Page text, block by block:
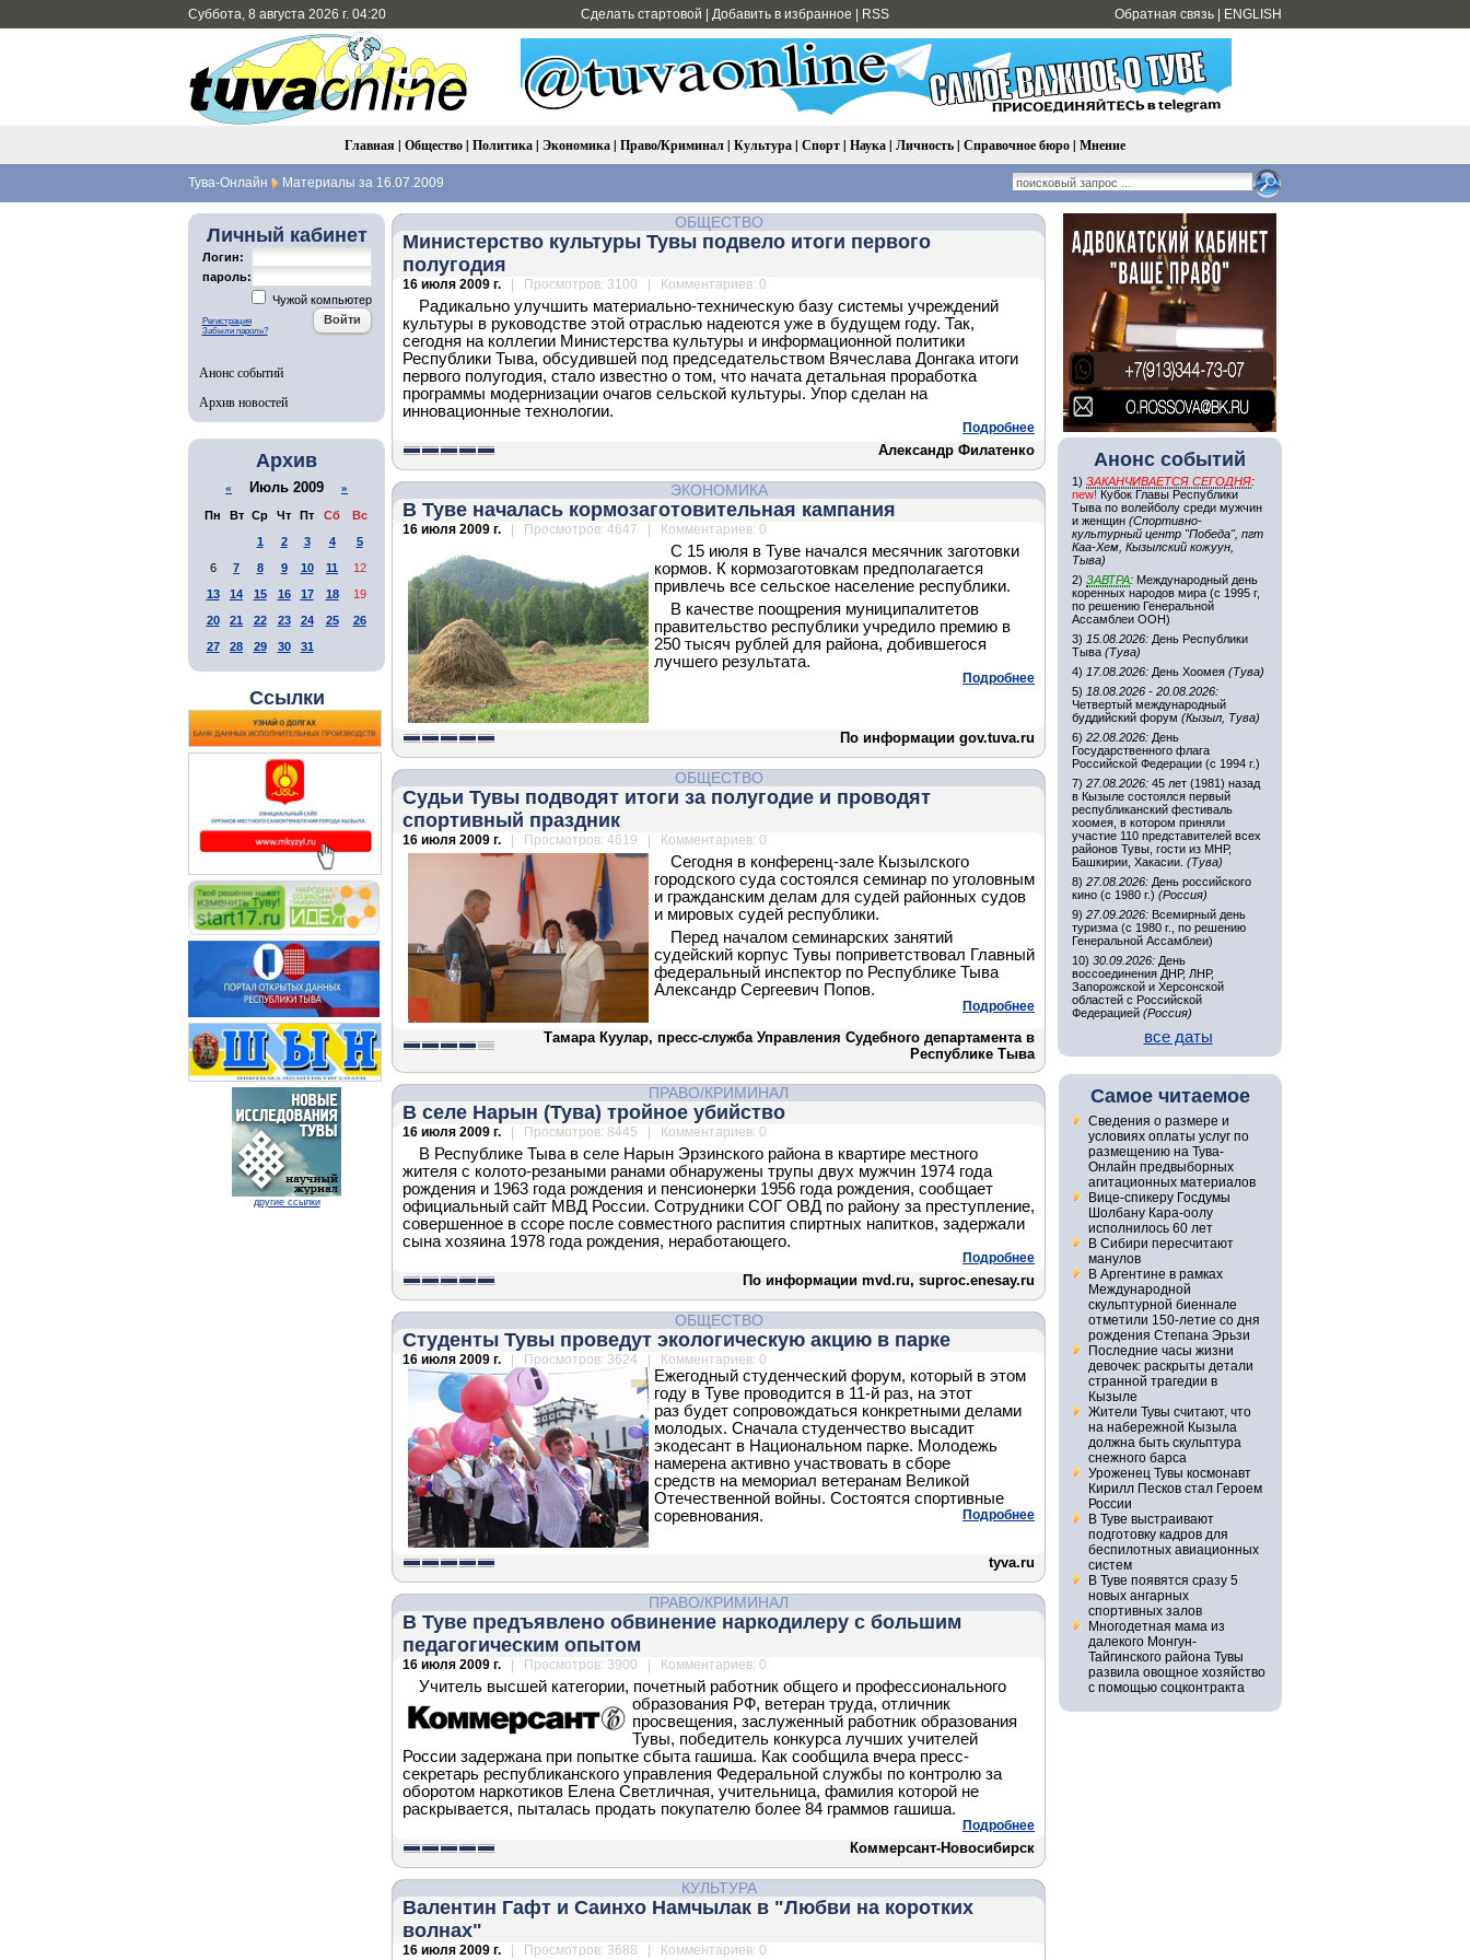
Суббота, 8 августа 2026 г. 04:20 Сделать стартовой Добавить в избранное RSS Обратная связь ENGLISH
Главная | Общество| Политика| Экономика| Право/Криминал| Культура| Спорт| Наука| Личность| Справочное бюро| Мнение
Тува-Онлайн Материалы за 16.07.2009
Личный кабинет
Логин:
пароль:
Чужой компьютер
Регистрация
Забыли пароль?
Анонс событий
Архив новостей
Архив
« Июль 2009 »
Пн Вт Ср Чт Пт Сб
Вс
1
2 3 4
5
6
7 8 9 10 11
12
13
14 15 16 17 18
19
20
21 22 23 24 25
26
27
28 29 30 31
Ссылки
другие ссылки
ОБЩЕСТВО
Министерство культуры Тувы подвело итоги первого
полугодия
16 июля 2009 г. | Просмотров: 3100 | Комментариев: 0
Радикально улучшить материально-техническую базу системы учреждений
культуры в руководстве этой отраслью надеются уже в будущем году. Так,
сегодня на коллегии Министерства культуры и информационной политики
Республики Тыва, обсудившей под председательством Вячеслава Донгака итоги
первого полугодия, стало известно о том, что начата детальная проработка
программы модернизации очагов сельской культуры. Упор сделан на
инновационные технологии.
Подробнее
Александр Филатенко
ЭКОНОМИКА
В Туве началась кормозаготовительная кампания
16 июля 2009 г. | Просмотров: 4647 | Комментариев: 0
С 15 июля в Туве начался месячник заготовки
кормов. К кормозаготовкам предполагается
привлечь все сельское население республики.
В качестве поощрения муниципалитетов
правительство республики учредило премию в
250 тысяч рублей для района, добившегося
лучшего результата.
Подробнее
По информации gov.tuva.ru
ОБЩЕСТВО
Судьи Тувы подводят итоги за полугодие и проводят
спортивный праздник
16 июля 2009 г. | Просмотров: 4619 | Комментариев: 0
Сегодня в конференц-зале Кызылского
городского суда состоялся семинар по уголовным
и гражданским делам для судей районных судов
и мировых судей республики.
Перед началом семинарских занятий
судейский корпус Тувы поприветствовал Главный
федеральный инспектор по Республике Тыва
Александр Сергеевич Попов.
Подробнее
Тамара Куулар, пресс-служба Управления Судебного департамента в
Республике Тыва
ПРАВО/КРИМИНАЛ
В селе Нарын (Тува) тройное убийство
16 июля 2009 г. | Просмотров: 8445 | Комментариев: 0
В Республике Тыва в селе Нарын Эрзинского района в квартире местного
жителя с колото-резаными ранами обнаружены трупы двух мужчин 1974 года
рождения и 1963 года рождения и пенсионерки 1956 года рождения, сообщает
официальный сайт МВД России. Сотрудники СОГ ОВД по району за преступление,
совершенное в ссоре после совместного распития спиртных напитков, задержали
сына хозяина 1978 года рождения, неработающего.
Подробнее
По информации mvd.ru, suproc.enesay.ru
ОБЩЕСТВО
Студенты Тувы проведут экологическую акцию в парке
16 июля 2009 г. | Просмотров: 3624 | Комментариев: 0
Ежегодный студенческий форум, который в этом
году в Туве проводится в 11-й раз, на этот
раз будет сопровождаться конкретными делами
молодых. Сначала студенчество высадит
экодесант в Национальном парке. Молодежь
намерена активно участвовать в сборе
средств на мемориал ветеранам Великой
Отечественной войны. Состоятся спортивные
соревнования.
Подробнее
tyva.ru
ПРАВО/КРИМИНАЛ
В Туве предъявлено обвинение наркодилеру с большим
педагогическим опытом
16 июля 2009 г. | Просмотров: 3900 | Комментариев: 0
Учитель высшей категории, почетный работник общего и профессионального
образования РФ, ветеран труда, отличник
просвещения, заслуженный работник образования
Тувы, победитель конкурса лучших учителей
России задержана при попытке сбыта гашиша. Как сообщила вчера пресс-
секретарь республиканского управления Федеральной службы по контролю за
оборотом наркотиков Елена Светличная, учительница, фамилия которой не
раскрывается, пыталась продать покупателю более 84 граммов гашиша.
Подробнее
Коммерсант-Новосибирск
КУЛЬТУРА
Валентин Гафт и Саинхо Намчылак в "Любви на коротких
волнах"
16 июля 2009 г. | Просмотров: 3688 | Комментариев: 0
Анонс событий
1) ЗАКАНЧИВАЕТСЯ СЕГОДНЯ:
new! Кубок Главы Республики
Тыва по волейболу среди мужчин
и женщин (Спортивно-
культурный центр "Победа", пгт
Каа-Хем, Кызылский кожуун,
Тыва)
2) ЗАВТРА: Международный день
коренных народов мира (с 1995 г,
по решению Генеральной
Ассамблеи ООН)
3) 15.08.2026: День Республики
Тыва (Тува)
4) 17.08.2026: День Хоомея (Тува)
5) 18.08.2026 - 20.08.2026:
Четвертый международный
буддийский форум (Кызыл, Тува)
6) 22.08.2026: День
Государственного флага
Российской Федерации (с 1994 г.)
7) 27.08.2026: 45 лет (1981) назад
в Кызыле состоялся первый
республиканский фестиваль
хоомея, в котором приняли
участие 110 представителей всех
районов Тувы, гости из МНР,
Башкирии, Хакасии. (Тува)
8) 27.08.2026: День российского
кино (с 1980 г.) (Россия)
9) 27.09.2026: Всемирный день
туризма (с 1980 г., по решению
Генеральной Ассамблеи)
10) 30.09.2026: День
воссоединения ДНР, ЛНР,
Запорожской и Херсонской
областей с Российской
Федерацией (Россия)
все даты
Самое читаемое
Сведения о размере и
условиях оплаты услуг по
размещению на Тува-
Онлайн предвыборных
агитационных материалов
Вице-спикеру Госдумы
Шолбану Кара-оолу
исполнилось 60 лет
В Сибири пересчитают
манулов
В Аргентине в рамках
Международной
скульптурной биеннале
отметили 150-летие со дня
рождения Степана Эрьзи
Последние часы жизни
девочек: раскрыты детали
странной трагедии в
Кызыле
Жители Тувы считают, что
на набережной Кызыла
должна быть скульптура
снежного барса
Уроженец Тувы космонавт
Кирилл Песков стал Героем
России
В Туве выстраивают
подготовку кадров для
беспилотных авиационных
систем
В Туве появятся сразу 5
новых ангарных
спортивных залов
Многодетная мама из
далекого Монгун-
Тайгинского района Тувы
развила овощное хозяйство
с помощью соцконтракта